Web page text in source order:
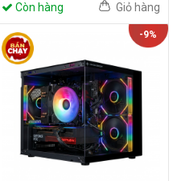
Còn hàng Giỏ hàng
-9%